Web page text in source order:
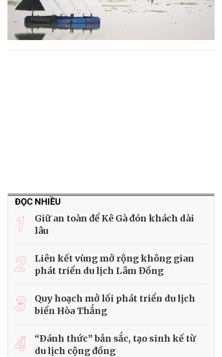
ĐỌC NHIỀU
1
Giữ an toàn để Kê Gà đón khách dài
lâu
2
Liên kết vùng mở rộng không gian
phát triển du lịch Lâm Đồng
3
Quy hoạch mở lối phát triển du lịch
biển Hòa Thắng
4
“Ðánh thức” bản sắc, tạo sinh kế từ
du lịch cộng đồng